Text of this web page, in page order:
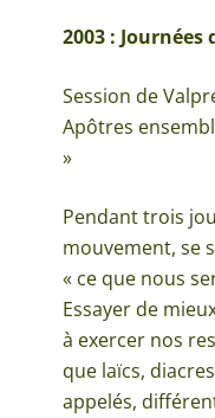
2003 :
Session de
Apôtres
»
Pendant trois
mouvement, se
« ce que nous
Essayer de
à exercer nos
que laïcs,
appelés,